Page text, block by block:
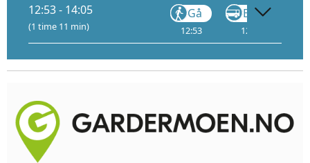
12:53 - 14:05
(1 time 11 min)
Gå
12:53
Buss
12:55